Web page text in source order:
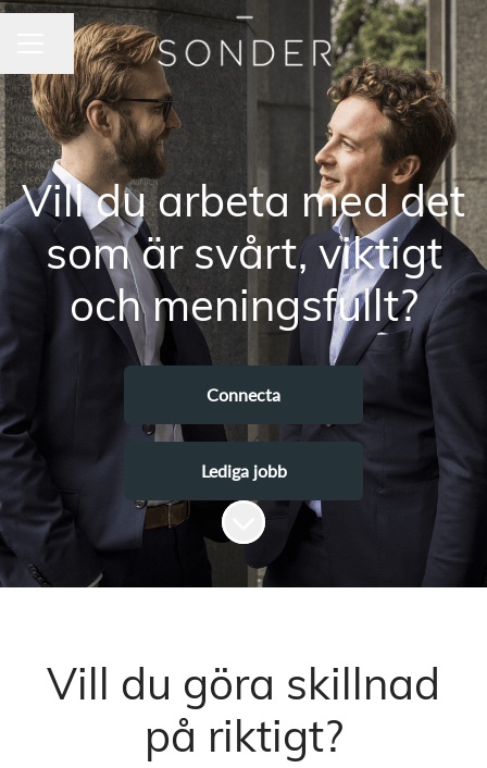
KARRIÄRMENY
Dela sidan
Vill du arbeta med det
som är svårt, viktigt
och meningsfullt?
Connecta
Lediga jobb
Skrolla för mer innehåll
Vill du göra skillnad
på riktigt?​